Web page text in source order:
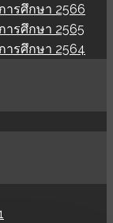
ารศึกษา 2566
ารศึกษา 2565
ารศึกษา 2564